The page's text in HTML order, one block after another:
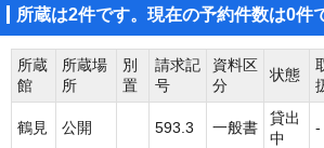
所蔵は2件です。現在の予約件数は0件
所蔵
館
所蔵場
所
別
置
請求記
号
資料区
分
状態
鶴見 公開 593.3 一般書
貸出
中
-